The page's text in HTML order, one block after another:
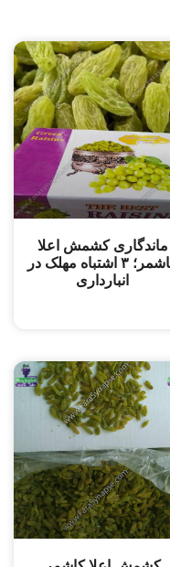
ماندگاری کشمش اعلا
کاشمر؛ ۳ اشتباه مهلک در
انبارداری